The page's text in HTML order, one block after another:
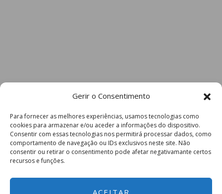
Gerir o Consentimento
Para fornecer as melhores experiências, usamos tecnologias como
cookies para armazenar e/ou aceder a informações do dispositivo.
Consentir com essas tecnologias nos permitirá processar dados, como
comportamento de navegação ou IDs exclusivos neste site. Não
consentir ou retirar o consentimento pode afetar negativamante certos
recursos e funções.
ACEITAR